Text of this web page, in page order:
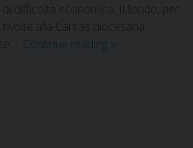
di difficoltà economica. Il fondo, per
alla Caritas diocesana,
… Continue reading »